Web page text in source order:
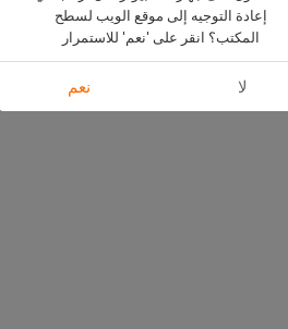
إعادة التوجيه إلى موقع الويب لسطح
المكتب؟ انقر على 'نعم' للاستمرار
لا نعم